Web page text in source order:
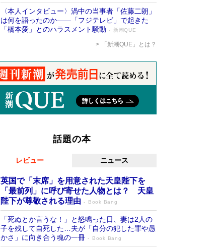
〈本人インタビュー〉渦中の当事者「佐藤二朗」
は何を語ったのか――「フジテレビ」で起きた
「橋本愛」とのハラスメント騒動
新潮QUE
「新潮QUE」とは？
話題の本
レビュー ニュース
英国で「末席」を用意された天皇陛下を
「最前列」に呼び寄せた人物とは？ 天皇
陛下が尊敬される理由
Book Bang
「死ぬとか言うな！」と怒鳴った日、妻は2人の
子を残して自死した…夫が「自分の犯した罪や愚
かさ」に向き合う魂の一冊
Book Bang